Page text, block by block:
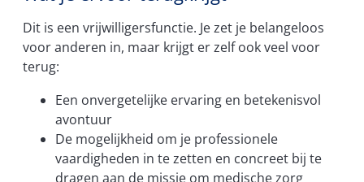
Dit is een vrijwilligersfunctie. Je zet je belangeloos
voor anderen in, maar krijgt er zelf ook veel voor
terug:
Een onvergetelijke ervaring en betekenisvol
avontuur
De mogelijkheid om je professionele
vaardigheden in te zetten en concreet bij te
dragen aan de missie om medische zorg